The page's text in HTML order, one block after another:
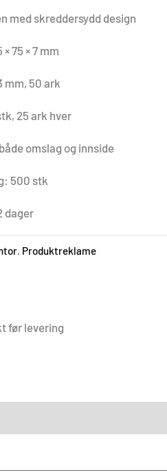
med skreddersydd design
75 × 7 mm
mm, 50 ark
25 ark hver
omslag og innside
500 stk
dager
, Produktreklame
før levering